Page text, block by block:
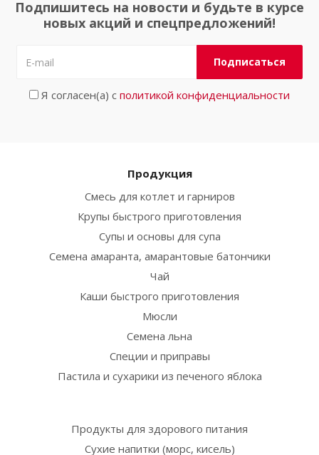
Подпишитесь на новости и будьте в курсе
новых акций и спецпредложений!
Я согласен(а) с политикой конфиденциальности
Продукция
Смесь для котлет и гарниров
Крупы быстрого приготовления
Супы и основы для супа
Семена амаранта, амарантовые батончики
Чай
Каши быстрого приготовления
Мюсли
Семена льна
Специи и приправы
Пастила и сухарики из печеного яблока
Продукты для здорового питания
Сухие напитки (морс, кисель)